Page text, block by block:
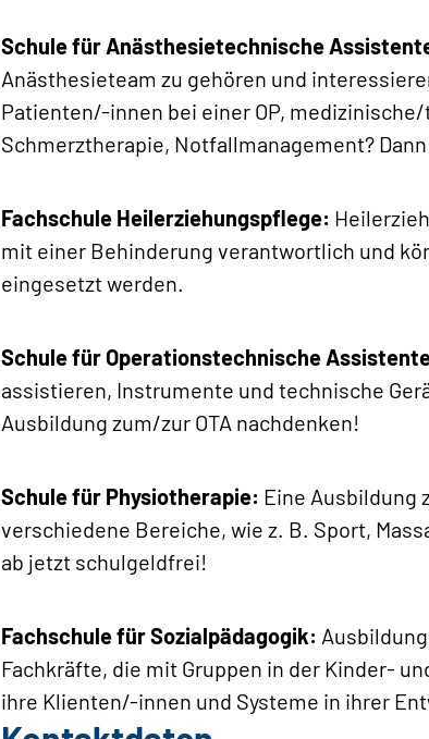
Schule für Anästhesietechnische
Anästhesieteam zu gehören und
Patienten/-innen bei einer OP,
Schmerztherapie, Notfallmanagement?
Fachschule Heilerziehungspflege:
mit einer Behinderung verantwortlich und
eingesetzt werden.
Schule für Operationstechnische
assistieren, Instrumente und technische
Ausbildung zum/zur OTA nachdenken!
Schule für Physiotherapie: Eine Ausbildung
verschiedene Bereiche, wie z. B. Sport,
ab jetzt schulgeldfrei!
Fachschule für Sozialpädagogik:
Fachkräfte, die mit Gruppen in der Kinder-
ihre Klienten/-innen und Systeme in ihrer